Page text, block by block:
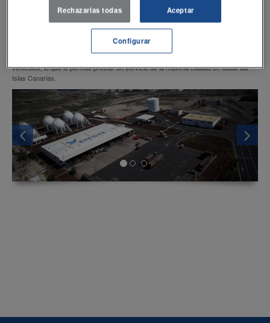
DISA cuenta con una división de logística en la que realiza la recepción,
almacenamiento y entrega de productos petrolíferos tales como gasolinas,
gasóleos, fuelóleos, asfaltos, butano y propano, en todas las islas del Archipiélago.
Es la única compañía energética con instalaciones logísticas en todas y cada una
vehículos, lo que le permite prestar un servicio de la máxima calidad en todas las
Islas Canarias.
Rechazarlas todas Aceptar
Configurar